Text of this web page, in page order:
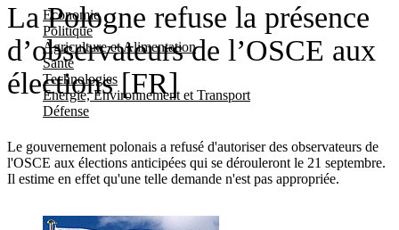
Economie
Politique
Agriculture et Alimentation
Santé
Technologies
Energie, Environnement et Transport
Défense
La Pologne refuse la présence
d’observateurs de l’OSCE aux
élections [FR]
Le gouvernement polonais a refusé d'autoriser des observateurs de
l'OSCE aux élections anticipées qui se dérouleront le 21 septembre.
Il estime en effet qu'une telle demande n'est pas appropriée.